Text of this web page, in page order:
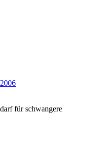
für schwangere